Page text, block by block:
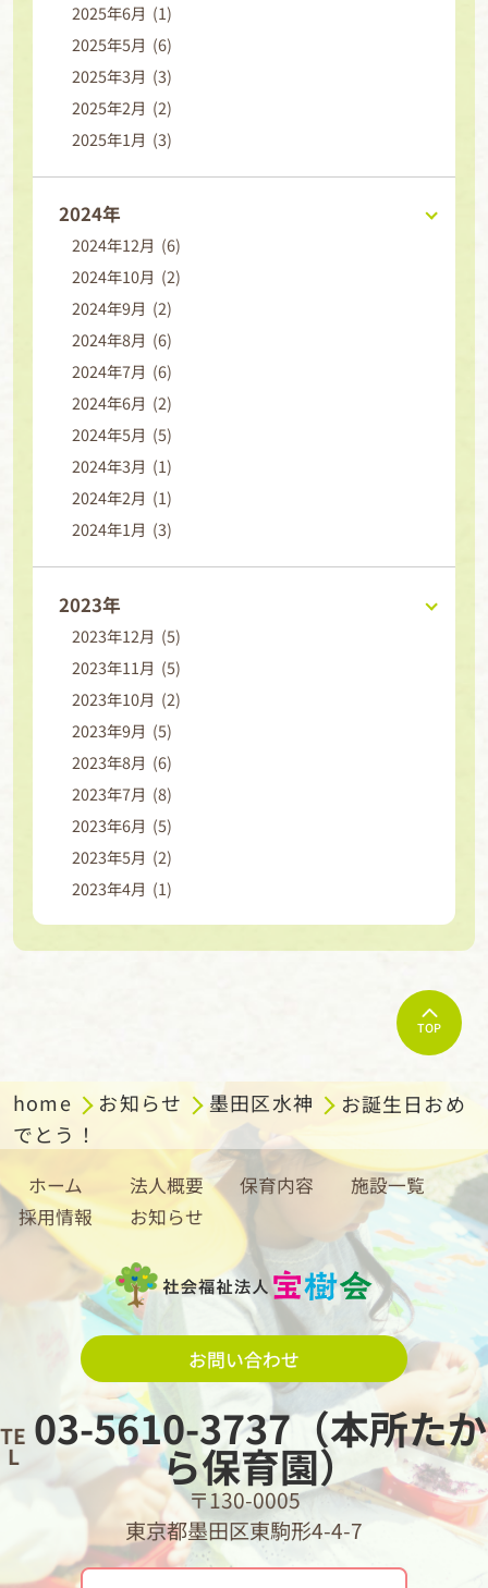
2025年6月 (1)
2025年5月 (6)
2025年3月 (3)
2025年2月 (2)
2025年1月 (3)
2024年
2024年12月 (6)
2024年10月 (2)
2024年9月 (2)
2024年8月 (6)
2024年7月 (6)
2024年6月 (2)
2024年5月 (5)
2024年3月 (1)
2024年2月 (1)
2024年1月 (3)
2023年
2023年12月 (5)
2023年11月 (5)
2023年10月 (2)
2023年9月 (5)
2023年8月 (6)
2023年7月 (8)
2023年6月 (5)
2023年5月 (2)
2023年4月 (1)
TOP
home お知らせ 墨田区水神
お誕生日おめ
でとう！
ホーム 法人概要 保育内容
施設一覧
採用情報
お知らせ
お問い合わせ
TE
L
03-5610-3737（本所たか
ら保育園）
〒130-0005
東京都墨田区東駒形4-4-7